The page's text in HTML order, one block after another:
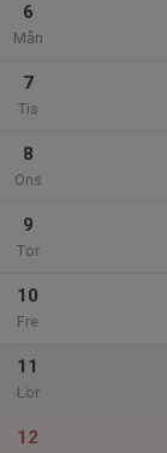
6
Mån
7
Tis
8
Ons
9
Tor
10
Fre
11
Lör
12